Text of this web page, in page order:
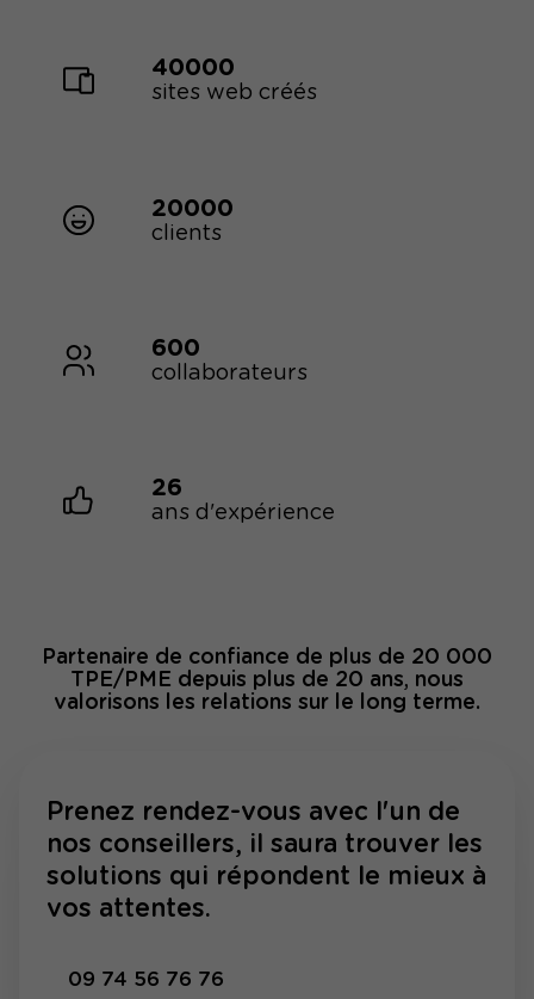
40000
sites web créés
20000
clients
600
collaborateurs
26
ans d'expérience
Partenaire de confiance de plus de 20 000
TPE/PME depuis plus de 20 ans, nous
valorisons les relations sur le long terme.
Prenez rendez-vous avec l'un de
nos conseillers, il saura trouver les
solutions qui répondent le mieux à
vos attentes.
09 74 56 76 76